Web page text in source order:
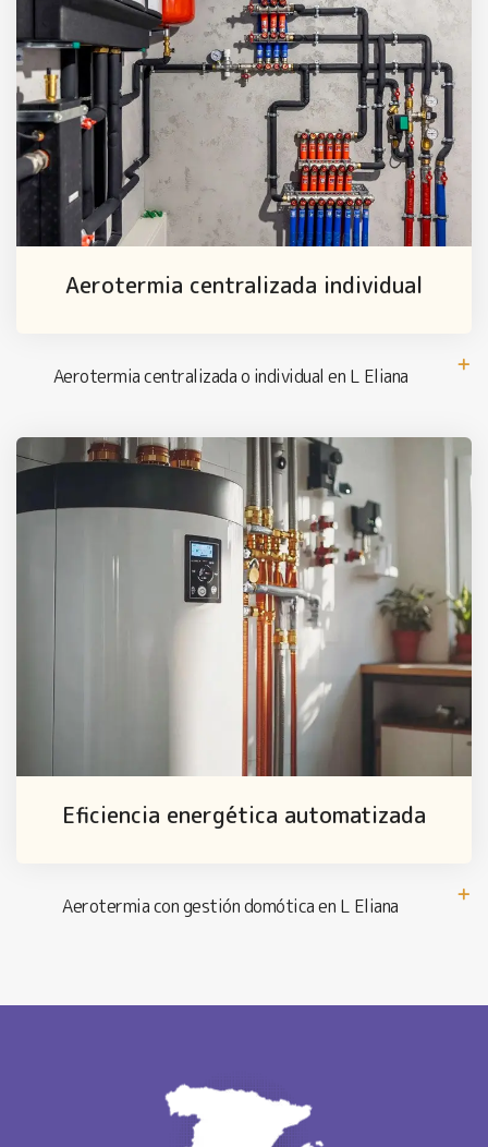
Aerotermia centralizada individual
Aerotermia centralizada o individual en L Eliana
Eficiencia energética automatizada
Aerotermia con gestión domótica en L Eliana